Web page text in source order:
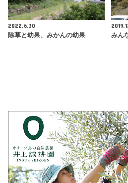
2022.6.30
除草と幼果、みかんの幼果
みん